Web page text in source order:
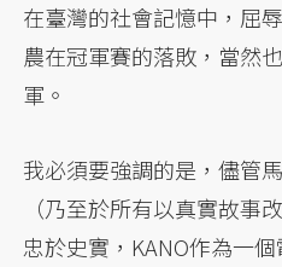
在臺灣的社會記憶中，屈
農在冠軍賽的落敗，當然
軍。
我必須要強調的是，儘管
（乃至於所有以真實故事
忠於史實，KANO作為一